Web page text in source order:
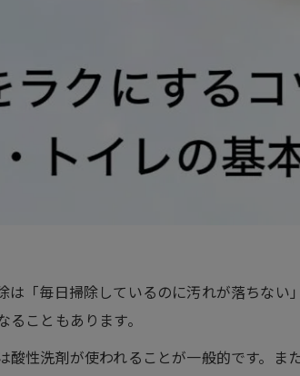
「毎日掃除しているのに汚れが落ちない
こともあります。
性洗剤が使われることが一般的です。